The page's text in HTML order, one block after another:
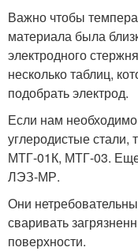
Важно чтобы
материала была
электродного
несколько таблиц,
подобрать электрод.
Если нам
углеродистые стали,
МТГ-01К, МТГ-03. Еще
ЛЭЗ-МР.
Они
сваривать
поверхности.